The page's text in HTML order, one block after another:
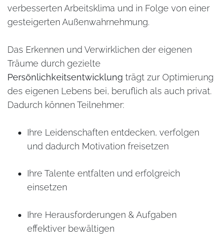
verbesserten Arbeitsklima und in Folge von einer
gesteigerten Außenwahrnehmung.
Das Erkennen und Verwirklichen der eigenen
Träume durch gezielte
Persönlichkeitsentwicklung trägt zur Optimierung
des eigenen Lebens bei, beruflich als auch privat.
Dadurch können Teilnehmer:
Ihre Leidenschaften entdecken, verfolgen
und dadurch Motivation freisetzen
Ihre Talente entfalten und erfolgreich
einsetzen
Ihre Herausforderungen & Aufgaben
effektiver bewältigen